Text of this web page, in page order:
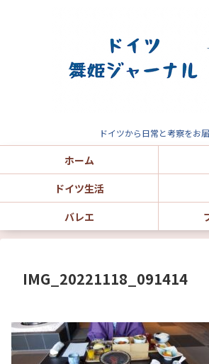
ドイツから日常と考察をお
ホーム
ドイツ生活
バレエ
IMG_20221118_091414